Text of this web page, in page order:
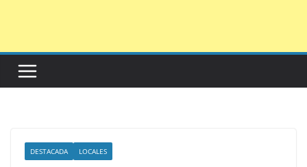
DESTACADA LOCALES